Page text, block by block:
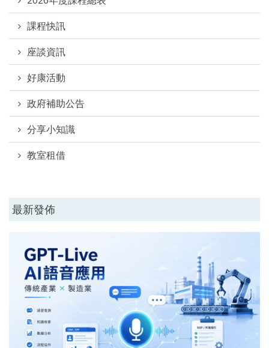
課程快訊
座談資訊
好康活動
政府補助公告
分享小知識
教室租借
最新發佈